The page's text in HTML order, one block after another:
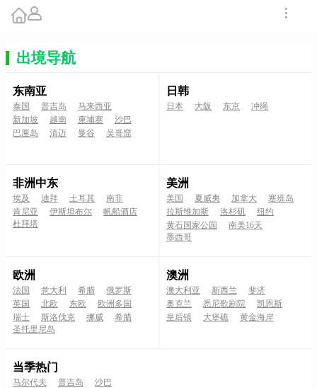
出境导航
东南亚
泰国 普吉岛
马来西亚
新加坡
越南 柬埔寨
沙巴
巴厘岛
清迈 曼谷 吴哥窟
日韩
日本 大阪 东京 冲绳
非洲中东
埃及 迪拜 土耳其
南非
肯尼亚
伊斯坦布尔
帆船酒店
杜拜塔
美洲
美国 夏威夷 加拿大
塞班岛
拉斯维加斯
洛杉矶
纽约
黄石国家公园
南美16天
墨西哥
欧洲
法国 意大利 希腊
俄罗斯
英国
北欧 东欧
欧洲多国
瑞士
斯洛伐克 挪威
希腊
圣托里尼岛
澳洲
澳大利亚 新西兰
斐济
奥克兰
悉尼歌剧院
凯恩斯
皇后镇
大堡礁 黄金海岸
当季热门
马尔代夫 普吉岛
沙巴